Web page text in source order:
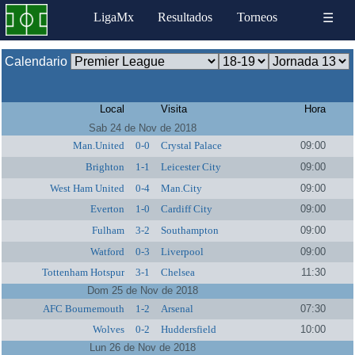
LigaMx Resultados Torneos ☰
Calendario
Local Visita
Hora
Sab 24 de Nov de 2018
Man.United
0-0 Crystal Palace
09:00
Brighton
1-1 Leicester City
09:00
West Ham United
0-4 Man.City
09:00
Everton
1-0 Cardiff City
09:00
Fulham
3-2 Southampton
09:00
Watford
0-3 Liverpool
09:00
Tottenham Hotspur
3-1 Chelsea
11:30
Dom 25 de Nov de 2018
AFC Bournemouth
1-2 Arsenal
07:30
Wolves
0-2 Huddersfield
10:00
Lun 26 de Nov de 2018